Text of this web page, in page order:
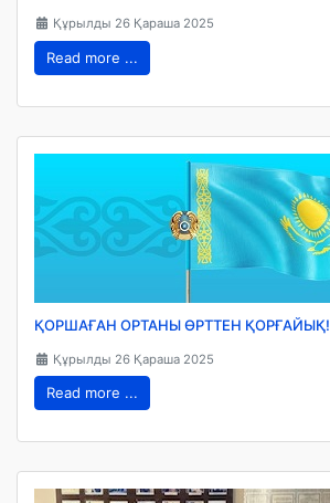
Құрылды 26 Қараша 2025
Read more ...
ҚОРШАҒАН ОРТАНЫ ӨРТТЕН ҚОРҒАЙЫҚ!
Құрылды 26 Қараша 2025
Read more ...